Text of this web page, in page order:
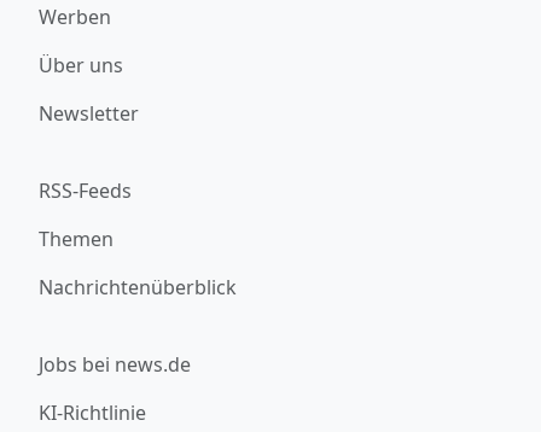
Werben
Über uns
Newsletter
RSS-Feeds
Themen
Nachrichtenüberblick
Jobs bei news.de
KI-Richtlinie